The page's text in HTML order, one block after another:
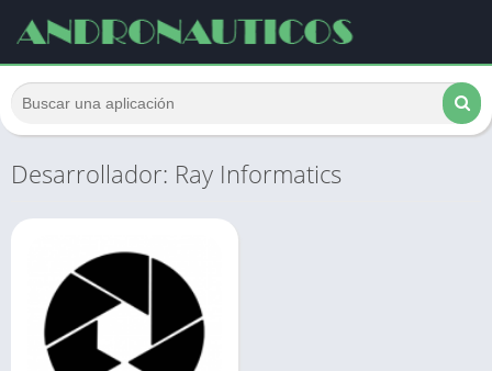
Desarrollador: Ray Informatics